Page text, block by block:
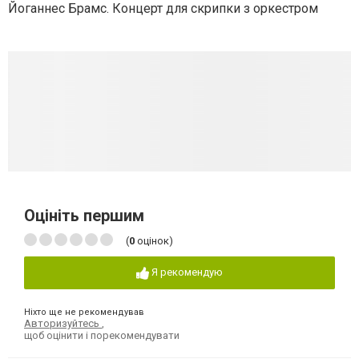
Йоганнес Брамс. Концерт для скрипки з оркестром
Оцініть першим
(0 оцінок)
Я рекомендую
Ніхто ще не рекомендував
Авторизуйтесь
щоб оцінити і порекомендувати